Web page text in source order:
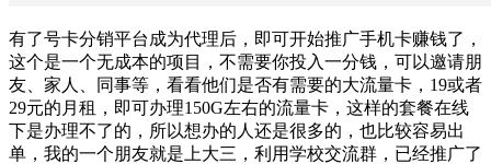
有了号卡分销平台成为代理后，即可开始推广手机卡赚钱了，
这个是一个无成本的项目，不需要你投入一分钱，可以邀请朋
友、家人、同事等，看看他们是否有需要的大流量卡，19或者
29元的月租，即可办理150G左右的流量卡，这样的套餐在线
下是办理不了的，所以想办的人还是很多的，也比较容易出
单，我的一个朋友就是上大三，利用学校交流群，已经推广了